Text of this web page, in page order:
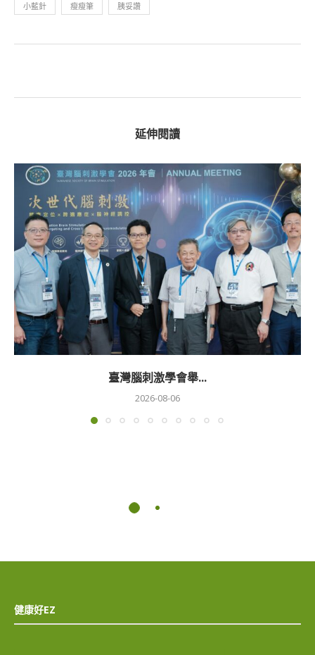
小藍針 瘦瘦筆 胰妥讚
延伸閱讀
臺灣腦刺激學會舉...
2026-08-06
健康好EZ